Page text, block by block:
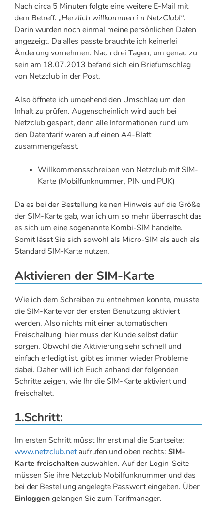
Nach circa 5 Minuten folgte eine weitere E-Mail mit
dem Betreff: „Herzlich willkommen im NetzClub!“.
Darin wurden noch einmal meine persönlichen Daten
angezeigt. Da alles passte brauchte ich keinerlei
Änderung vornehmen. Nach drei Tagen, um genau zu
sein am 18.07.2013 befand sich ein Briefumschlag
von Netzclub in der Post.
Also öffnete ich umgehend den Umschlag um den
Inhalt zu prüfen. Augenscheinlich wird auch bei
Netzclub gespart, denn alle Informationen rund um
den Datentarif waren auf einen A4-Blatt
zusammengefasst.
Willkommensschreiben von Netzclub mit SIM-
Karte (Mobilfunknummer, PIN und PUK)
Da es bei der Bestellung keinen Hinweis auf die Größe
der SIM-Karte gab, war ich um so mehr überrascht das
es sich um eine sogenannte Kombi-SIM handelte.
Somit lässt Sie sich sowohl als Micro-SIM als auch als
Standard SIM-Karte nutzen.
Aktivieren der SIM-Karte
Wie ich dem Schreiben zu entnehmen konnte, musste
die SIM-Karte vor der ersten Benutzung aktiviert
werden. Also nichts mit einer automatischen
Freischaltung, hier muss der Kunde selbst dafür
sorgen. Obwohl die Aktivierung sehr schnell und
einfach erledigt ist, gibt es immer wieder Probleme
dabei. Daher will ich Euch anhand der folgenden
Schritte zeigen, wie Ihr die SIM-Karte aktiviert und
freischaltet.
1.Schritt:
Im ersten Schritt müsst Ihr erst mal die Startseite:
www.netzclub.netaufrufen und oben rechts: SIM-
Karte freischalten auswählen. Auf der Login-Seite
müssen Sie ihre Netzclub Mobilfunknummer und das
bei der Bestellung angelegte Passwort eingeben. Über
Einloggengelangen Sie zum Tarifmanager.